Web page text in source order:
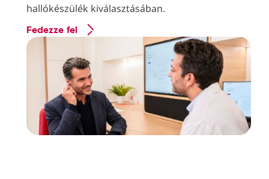
hallókészülék kiválasztásában.
Fedezze fel